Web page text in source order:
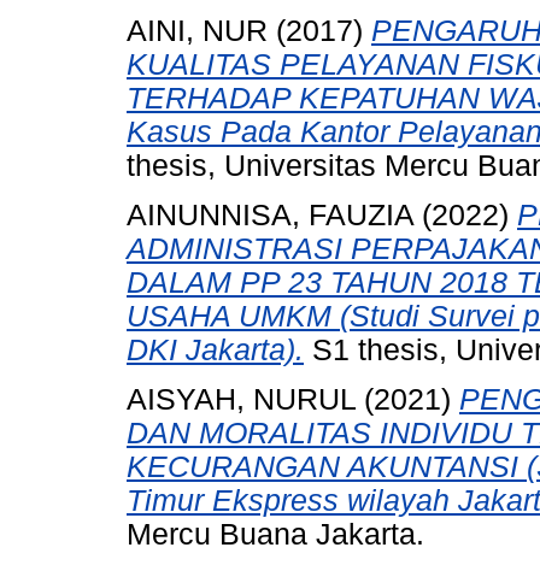
AINI, NUR (2017)
KUALITAS PELAYANAN
TERHADAP KEPATUHAN
Kasus Pada Kantor
thesis, Universitas Mercu
AINUNNISA, FAUZIA (2022)
ADMINISTRASI
DALAM PP 23 TAHUN 2018
USAHA UMKM (Studi Survei
DKI Jakarta). S1 thesis,
AISYAH, NURUL (2021)
DAN MORALITAS INDIVIDU
KECURANGAN AKUNTANSI
Timur Ekspress wilayah
Mercu Buana Jakarta.